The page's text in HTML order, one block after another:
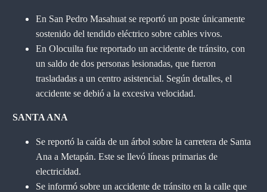
En San Pedro Masahuat se reportó un poste únicamente
sostenido del tendido eléctrico sobre cables vivos.
En Olocuilta fue reportado un accidente de tránsito, con
un saldo de dos personas lesionadas, que fueron
trasladadas a un centro asistencial. Según detalles, el
accidente se debió a la excesiva velocidad.
SANTA ANA
Se reportó la caída de un árbol sobre la carretera de Santa
Ana a Metapán. Este se llevó líneas primarias de
electricidad.
Se informó sobre un accidente de tránsito en la calle que